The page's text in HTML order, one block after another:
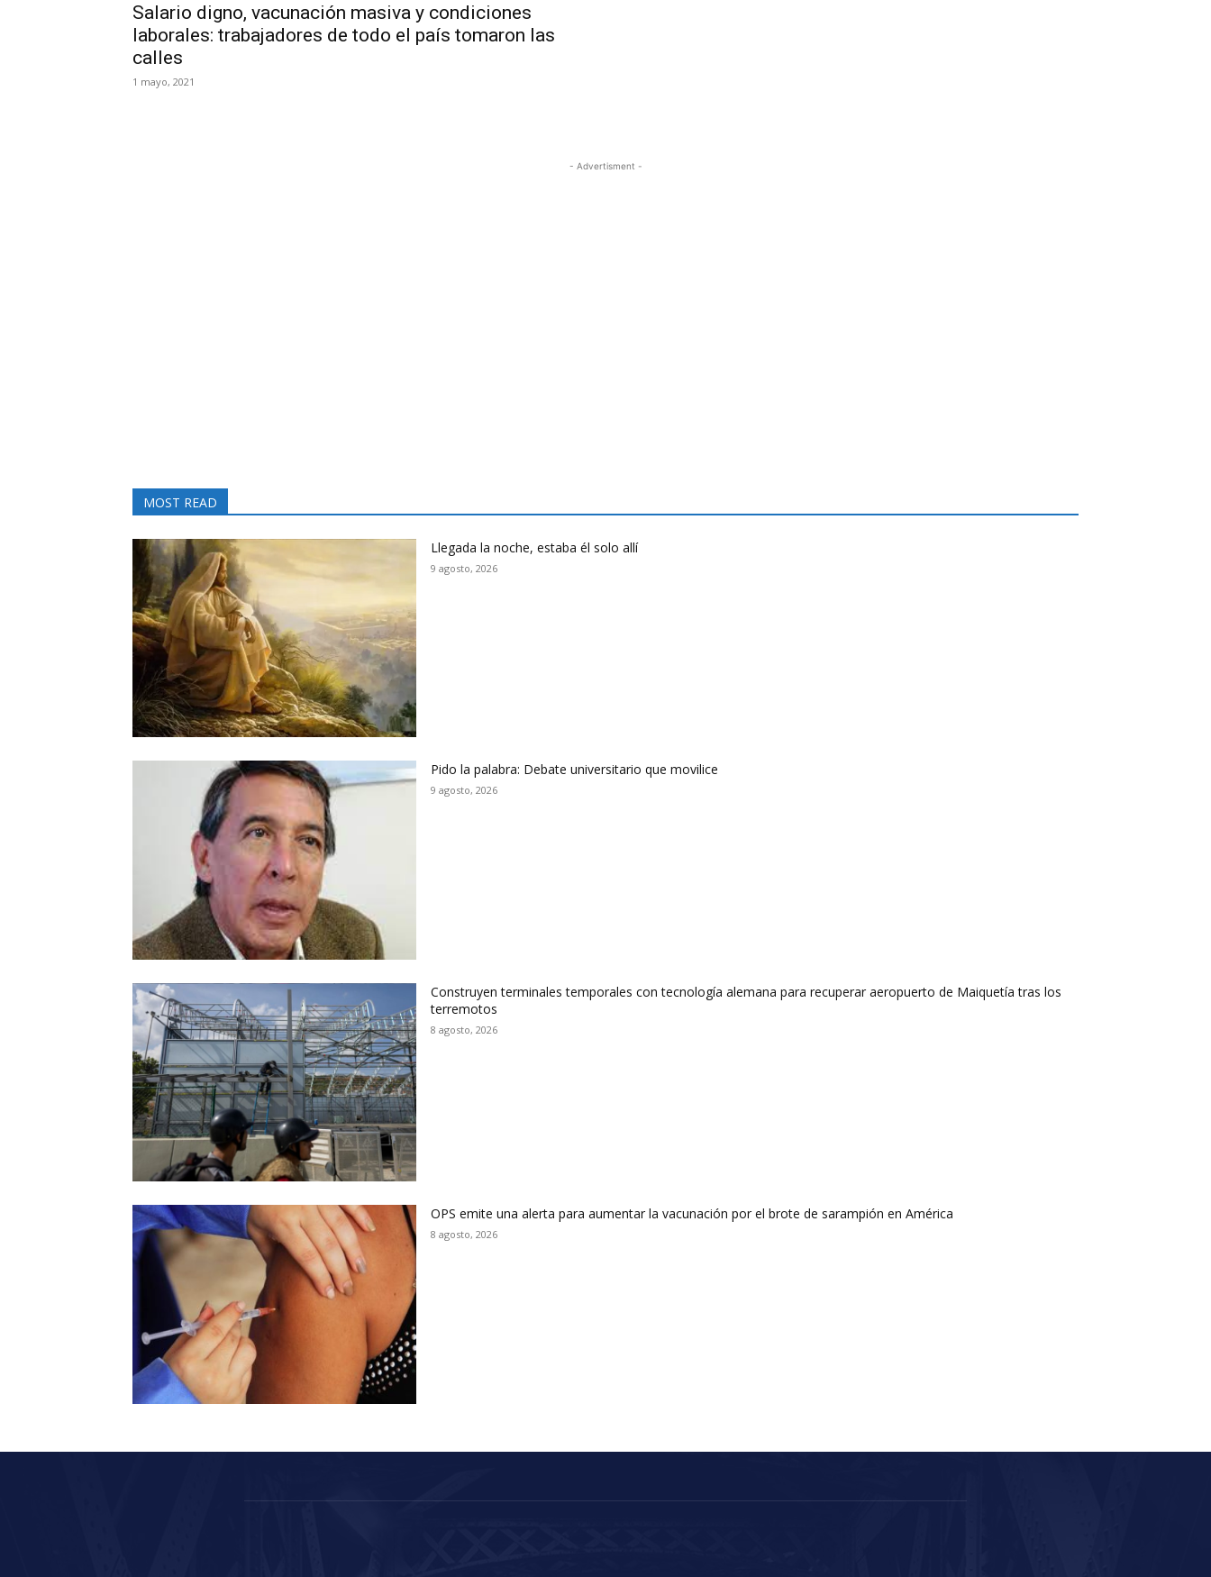
Salario digno, vacunación masiva y condiciones
laborales: trabajadores de todo el país tomaron las
calles
1 mayo, 2021
- Advertisment -
MOST READ
Llegada la noche, estaba él solo allí
9 agosto, 2026
Pido la palabra: Debate universitario que movilice
9 agosto, 2026
Construyen terminales temporales con tecnología alemana para recuperar aeropuerto de Maiquetía tras los
terremotos
8 agosto, 2026
OPS emite una alerta para aumentar la vacunación por el brote de sarampión en América
8 agosto, 2026